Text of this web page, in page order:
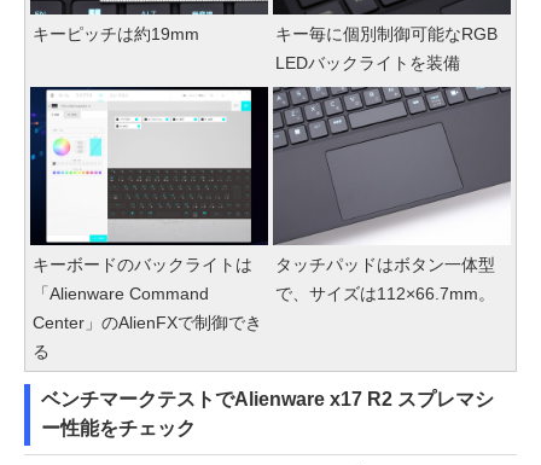
キーピッチは約19mm
キー毎に個別制御可能なRGB
LEDバックライトを装備
キーボードのバックライトは
「Alienware Command
Center」のAlienFXで制御でき
る
タッチパッドはボタン一体型
で、サイズは112×66.7mm。
ベンチマークテストでAlienware x17 R2 スプレマシ
ー性能をチェック